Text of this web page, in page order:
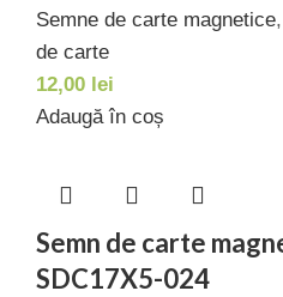
Semne de carte magnetice,
de carte
12,00 lei
Adaugă în coș
Semn de carte
SDC17X5-024